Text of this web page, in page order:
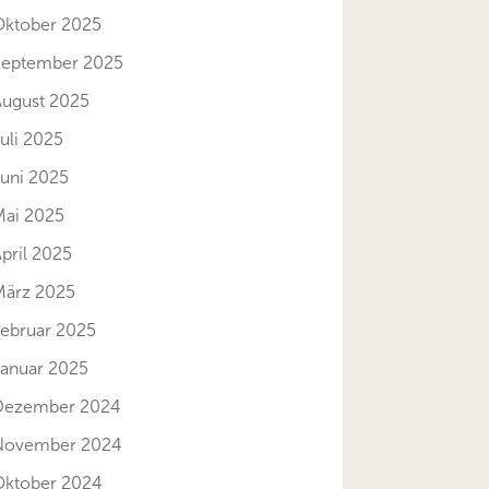
2025
2025
2025
2025
2025
2025
2025
2025
2025
2025
2024
2024
2024